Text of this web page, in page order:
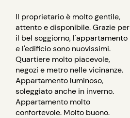
Il proprietario è molto gentile,
attento e disponibile. Grazie per
il bel soggiorno, l'appartamento
e l'edificio sono nuovissimi.
Quartiere molto piacevole,
negozi e metro nelle vicinanze.
Appartamento luminoso,
soleggiato anche in inverno.
Appartamento molto
confortevole. Molto buono.